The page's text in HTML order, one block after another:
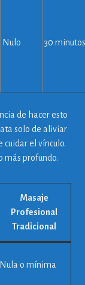
Nulo 30
de hacer esto
solo de aliviar
cuidar el vínculo.
más profundo.
Masaje
Profesional
Tradicional
Nula o mínima